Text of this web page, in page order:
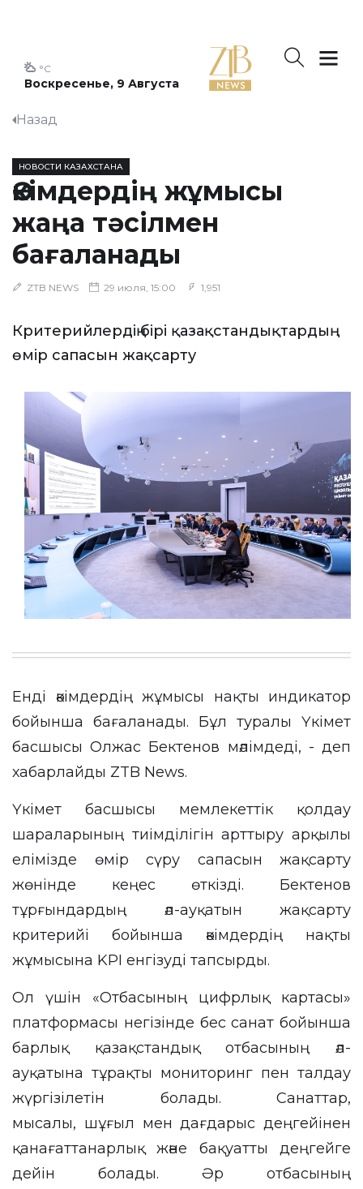
Воскресенье, 9 Августа
°C
Назад
НОВОСТИ КАЗАХСТАНА
Әкімдердің жұмысы
жаңа тәсілмен
бағаланады
ZTB NEWS 29 июля, 15:00 1,951
Критерийлердің бірі қазақстандықтардың
өмір сапасын жақсарту
Енді әкімдердің жұмысы нақты индикатор
бойынша бағаланады. Бұл туралы Үкімет
басшысы Олжас Бектенов мәлімдеді, - деп
хабарлайды ZTB News.
Үкімет басшысы мемлекеттік қолдау
шараларының тиімділігін арттыру арқылы
елімізде өмір сүру сапасын жақсарту
жөнінде кеңес өткізді. Бектенов
тұрғындардың әл-ауқатын жақсарту
критерийі бойынша әкімдердің нақты
жұмысына KPI енгізуді тапсырды.
Ол үшін «Отбасының цифрлық картасы»
платформасы негізінде бес санат бойынша
барлық қазақстандық отбасының әл-
ауқатына тұрақты мониторинг пен талдау
жүргізілетін болады. Санаттар,
мысалы, шұғыл мен дағдарыс деңгейінен
қанағаттанарлық және бақуатты деңгейге
дейін болады. Әр отбасының